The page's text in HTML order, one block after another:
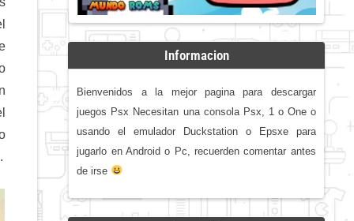
Informacion
Bienvenidos a la mejor pagina para descargar
juegos Psx Necesitan una consola Psx, 1 o One o
usando el emulador Duckstation o Epsxe para
jugarlo en Android o Pc, recuerden comentar antes
de irse